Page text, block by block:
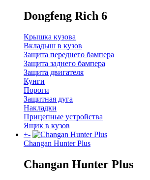
Dongfeng Rich 6
Крышка кузова
Вкладыш в кузов
Защита переднего бампера
Защита заднего бампера
Защита двигателя
Кунги
Пороги
Защитная дуга
Накладки
Прицепные устройства
Ящик в кузов
+-
Changan Hunter Plus
Changan Hunter Plus